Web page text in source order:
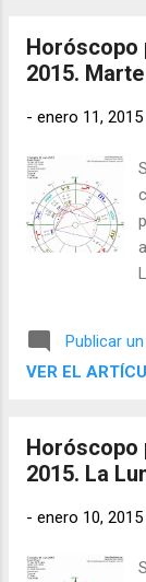
Horóscopo
2015.
- enero 11, 2015
Publicar
VER EL
Horóscopo
2015. La
- enero 10, 2015